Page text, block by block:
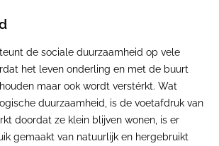
de sociale duurzaamheid op vele
het leven onderling en met de buurt
maar ook wordt verstérkt. Wat
duurzaamheid, is de voetafdruk van
doordat ze klein blijven wonen, is er
gemaakt van natuurlijk en hergebruikt